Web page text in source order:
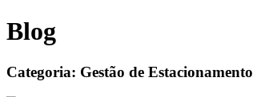
Blog
Categoria: Gestão de Estacionamento